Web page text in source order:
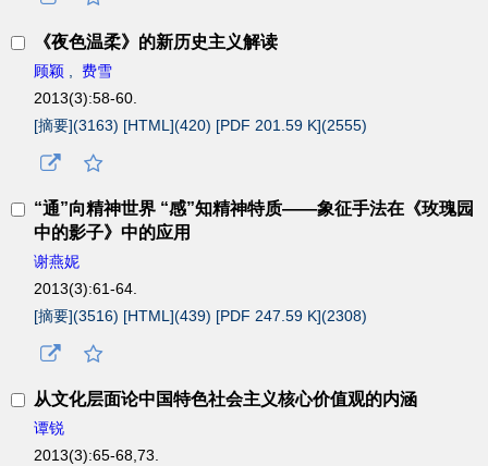
《夜色温柔》的新历史主义解读
顾颖 ,
费雪
2013(3):58-60.
[摘要](3163) [HTML](420) [PDF 201.59 K](2555)
“通”向精神世界 “感”知精神特质——象征手法在《玫瑰园
中的影子》中的应用
谢燕妮
2013(3):61-64.
[摘要](3516) [HTML](439) [PDF 247.59 K](2308)
从文化层面论中国特色社会主义核心价值观的内涵
谭锐
2013(3):65-68,73.